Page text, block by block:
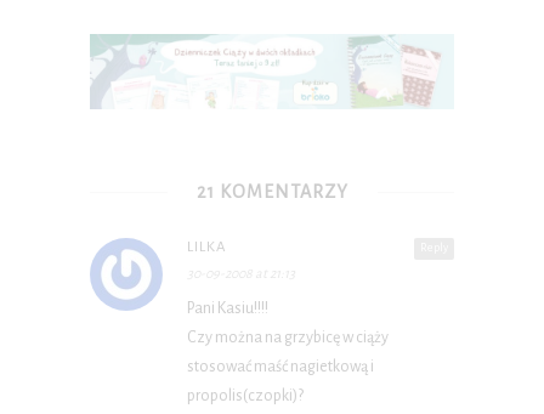
21 KOMENTARZY
LILKA
Pani Kasiu!!!!
Czy można na grzybicę w ciąży
stosować maść nagietkową i
propolis(czopki)?